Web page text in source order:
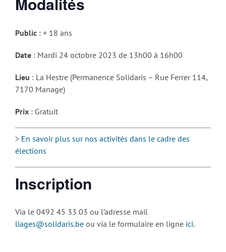
Public : + 18 ans
Date : Mardi 24 octobre 2023 de 13h00 à 16h00
Lieu : La Hestre (Permanence Solidaris – Rue Ferrer 114,
7170 Manage)
Prix : Gratuit
> En savoir plus sur nos activités dans le cadre des
élections
Inscription
Via le 0492 45 33 03 ou l’adresse mail
liages@solidaris.be ou via le formulaire en ligne ici.